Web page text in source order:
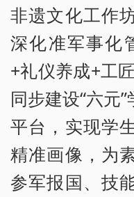
非遗文化工作
深化准军事化
+礼仪养成+工
同步建设“六元
平台，实现学
精准画像，为
参军报国、技